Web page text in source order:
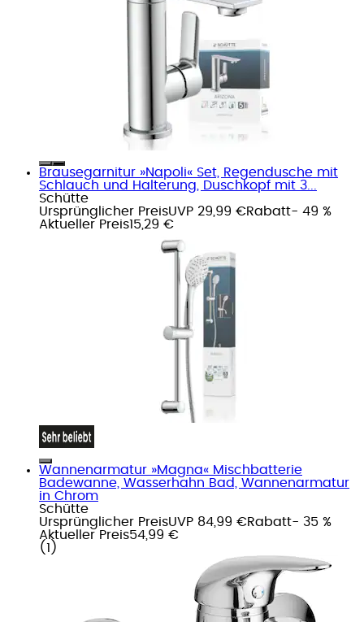
Brausegarnitur »Napoli« Set, Regendusche mit
Schlauch und Halterung, Duschkopf mit 3...
Schütte
Ursprünglicher PreisUVP 29,99 €Rabatt- 49 %
Aktueller Preis15,29 €
Wannenarmatur »Magna« Mischbatterie
Badewanne, Wasserhahn Bad, Wannenarmatur
in Chrom
Schütte
Ursprünglicher PreisUVP 84,99 €Rabatt- 35 %
Aktueller Preis54,99 €
( 1 )